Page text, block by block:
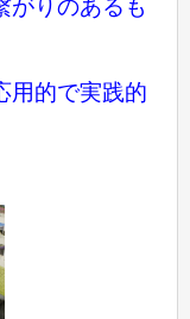
がりのあるも
用的で実践的